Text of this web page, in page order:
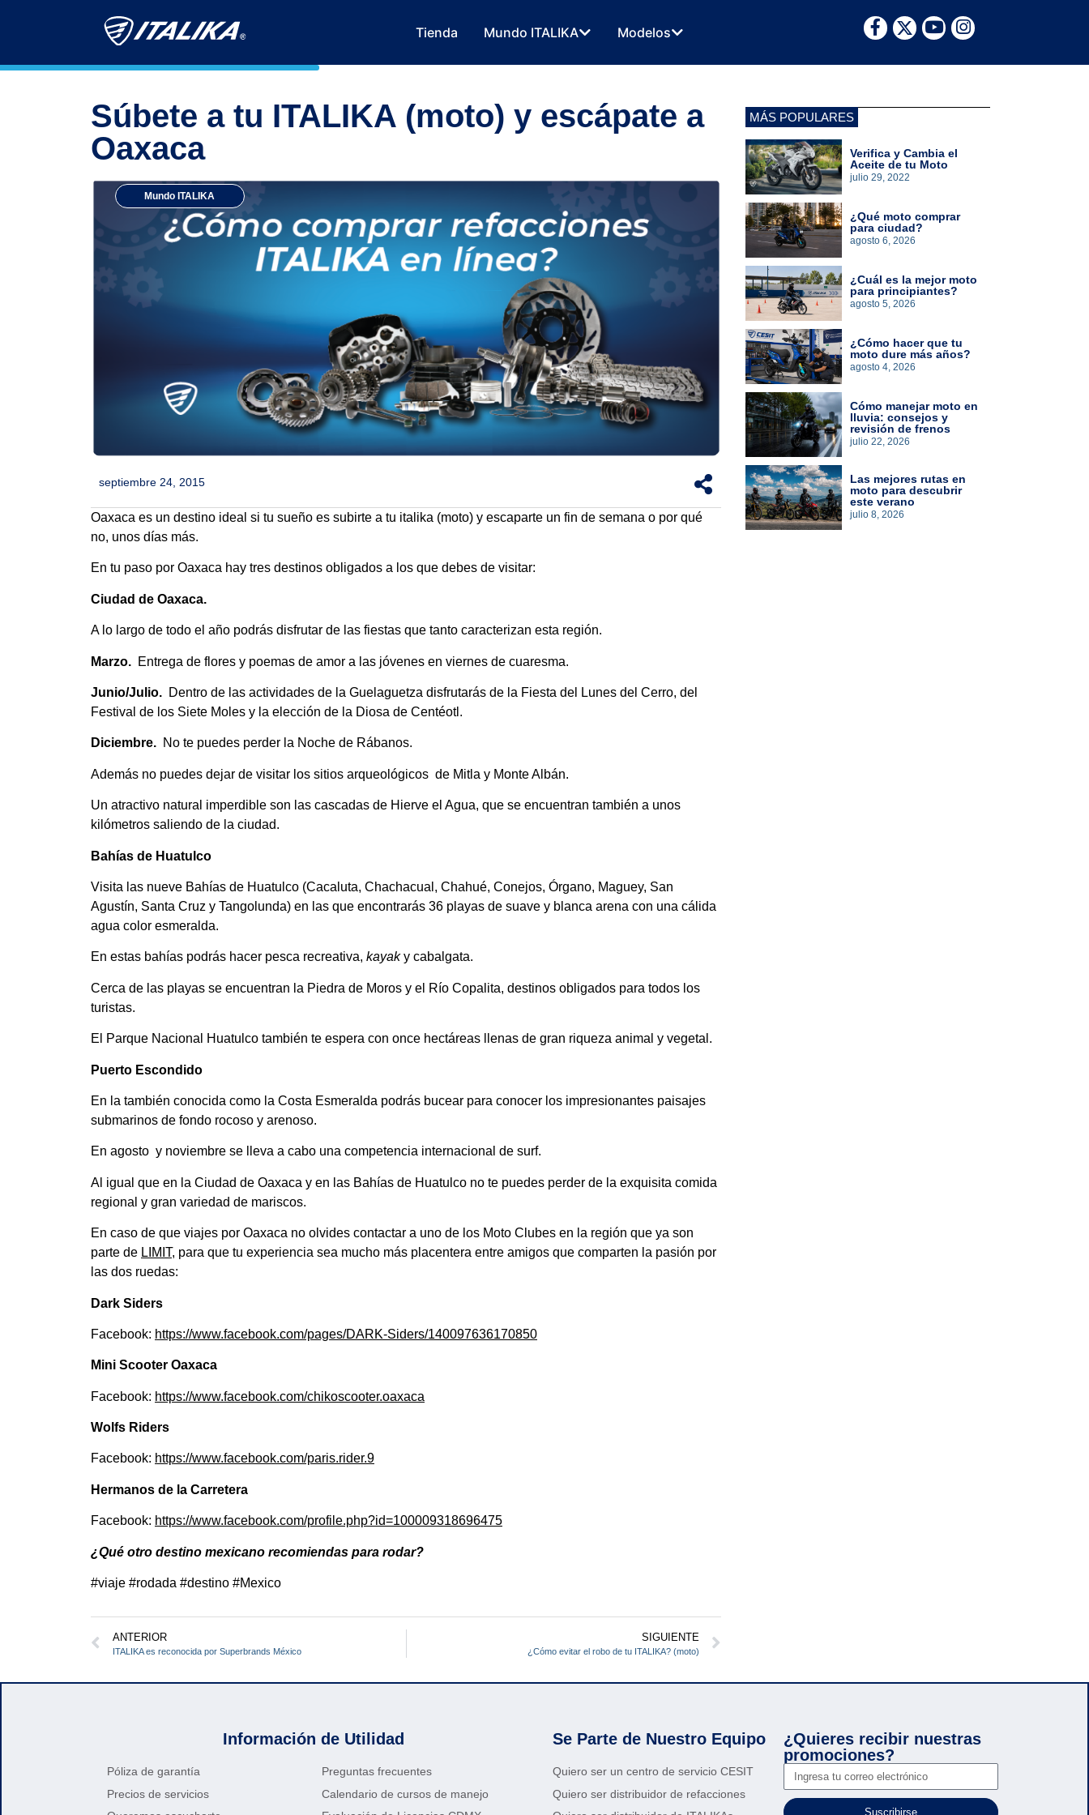
Tienda Mundo ITALIKA Modelos
Súbete a tu ITALIKA (moto) y escápate a
Oaxaca
septiembre 24, 2015
Mundo ITALIKA
Oaxaca es un destino ideal si tu sueño es subirte a tu italika (moto) y escaparte un fin de semana o por qué
no, unos días más.
En tu paso por Oaxaca hay tres destinos obligados a los que debes de visitar:
Ciudad de Oaxaca.
A lo largo de todo el año podrás disfrutar de las fiestas que tanto caracterizan esta región.
Marzo. Entrega de flores y poemas de amor a las jóvenes en viernes de cuaresma.
Junio/Julio. Dentro de las actividades de la Guelaguetza disfrutarás de la Fiesta del Lunes del Cerro, del
Festival de los Siete Moles y la elección de la Diosa de Centéotl.
Diciembre. No te puedes perder la Noche de Rábanos.
Además no puedes dejar de visitar los sitios arqueológicos de Mitla y Monte Albán.
Un atractivo natural imperdible son las cascadas de Hierve el Agua, que se encuentran también a unos
kilómetros saliendo de la ciudad.
Bahías de Huatulco
Visita las nueve Bahías de Huatulco (Cacaluta, Chachacual, Chahué, Conejos, Órgano, Maguey, San
Agustín, Santa Cruz y Tangolunda) en las que encontrarás 36 playas de suave y blanca arena con una cálida
agua color esmeralda.
En estas bahías podrás hacer pesca recreativa, kayaky cabalgata.
Cerca de las playas se encuentran la Piedra de Moros y el Río Copalita, destinos obligados para todos los
turistas.
El Parque Nacional Huatulco también te espera con once hectáreas llenas de gran riqueza animal y vegetal.
Puerto Escondido
En la también conocida como la Costa Esmeralda podrás bucear para conocer los impresionantes paisajes
submarinos de fondo rocoso y arenoso.
En agosto y noviembre se lleva a cabo una competencia internacional de surf.
Al igual que en la Ciudad de Oaxaca y en las Bahías de Huatulco no te puedes perder de la exquisita comida
regional y gran variedad de mariscos.
En caso de que viajes por Oaxaca no olvides contactar a uno de los Moto Clubes en la región que ya son
parte de LIMIT, para que tu experiencia sea mucho más placentera entre amigos que comparten la pasión por
las dos ruedas:
Dark Siders
Facebook: https://www.facebook.com/pages/DARK-Siders/140097636170850
Mini Scooter Oaxaca
Facebook: https://www.facebook.com/chikoscooter.oaxaca
Wolfs Riders
Facebook: https://www.facebook.com/paris.rider.9
Hermanos de la Carretera
Facebook: https://www.facebook.com/profile.php?id=100009318696475
¿Qué otro destino mexicano recomiendas para rodar?
#viaje #rodada #destino #Mexico
ANTERIOR
ITALIKA es reconocida por Superbrands México
SIGUIENTE
¿Cómo evitar el robo de tu ITALIKA? (moto)
MÁS POPULARES
Verifica y Cambia el
Aceite de tu Moto
julio 29, 2022
¿Qué moto comprar
para ciudad?
agosto 6, 2026
¿Cuál es la mejor moto
para principiantes?
agosto 5, 2026
¿Cómo hacer que tu
moto dure más años?
agosto 4, 2026
Cómo manejar moto en
lluvia: consejos y
revisión de frenos
julio 22, 2026
Las mejores rutas en
moto para descubrir
este verano
julio 8, 2026
Información de Utilidad
Póliza de garantía
Precios de servicios
Preguntas frecuentes
Calendario de cursos de manejo
Se Parte de Nuestro Equipo
Quiero ser un centro de servicio CESIT
Quiero ser distribuidor de refacciones
¿Quieres recibir nuestras
promociones?
Suscribirse